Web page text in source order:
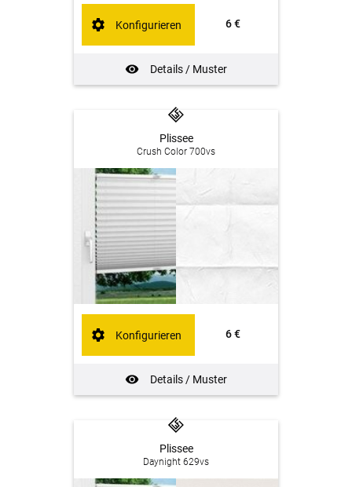
6 €
Details / Muster
Konfigurieren
Plissee
Crush Color 700vs
6 €
Details / Muster
Konfigurieren
Plissee
Daynight 629vs